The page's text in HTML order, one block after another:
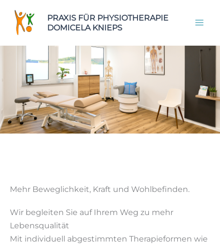
Inhalt
springen
Navigation
springen
Inhalt
springen
PRAXIS FÜR PHYSIOTHERAPIE
DOMICELA KNIEPS
Mehr Beweglichkeit, Kraft und Wohlbefinden.
Wir begleiten Sie auf Ihrem Weg zu mehr
Lebensqualität
Mit individuell abgestimmten Therapieformen wie